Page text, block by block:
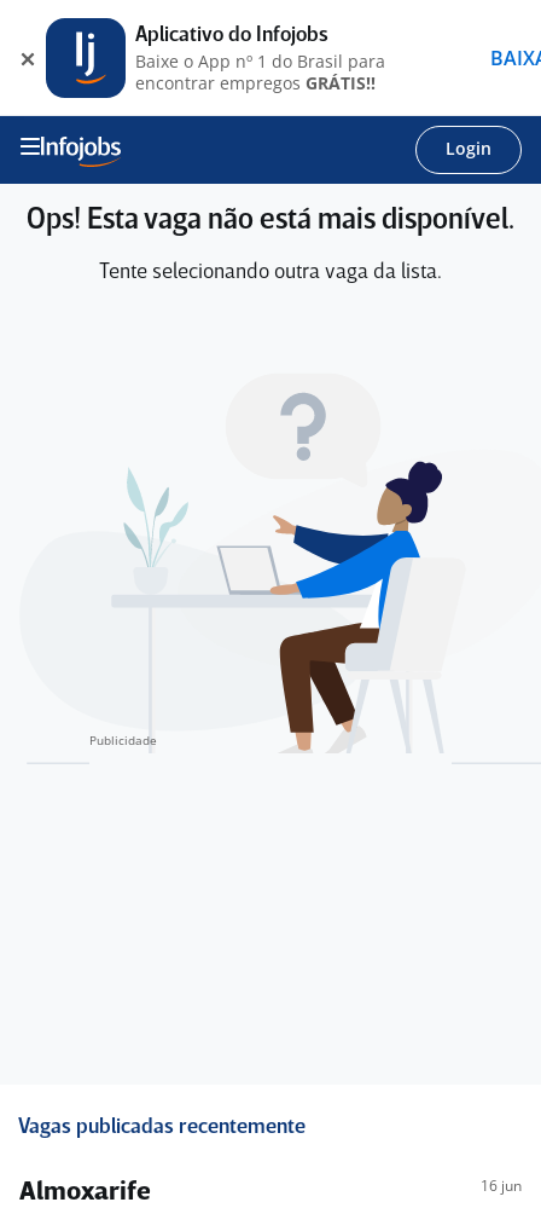
Login
Ops! Esta vaga não está mais disponível.
Tente selecionando outra vaga da lista.
Vagas publicadas recentemente
Almoxarife 16 jun
Aplicativo do Infojobs
Baixe o App nº 1 do Brasil para
encontrar empregos GRÁTIS!!